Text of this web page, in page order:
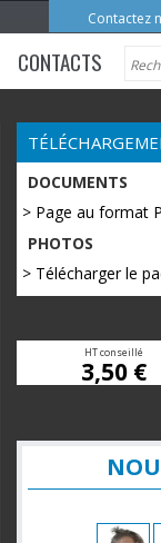
Contactez
CONTACTS
DOCUMENTS
> Page au format
PHOTOS
> Télécharger le
HT conseillé
3,50 €